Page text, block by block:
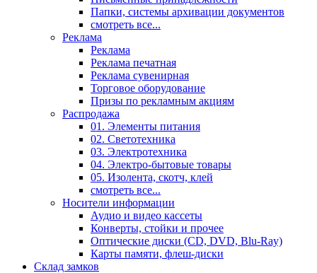
Папки, системы архивации документов
смотреть все...
Реклама
Реклама
Реклама печатная
Реклама сувенирная
Торговое оборудование
Призы по рекламным акциям
Распродажа
01. Элементы питания
02. Светотехника
03. Электротехника
04. Электро-бытовые товары
05. Изолента, скотч, клей
смотреть все...
Носители информации
Аудио и видео кассеты
Конверты, стойки и прочее
Оптические диски (CD, DVD, Blu-Ray)
Карты памяти, флеш-диски
Склад замков